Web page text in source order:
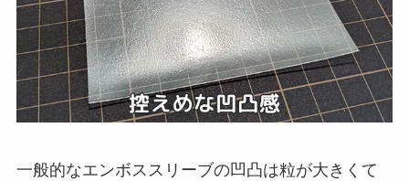
一般的なエンボススリーブの凹凸は粒が大きくて